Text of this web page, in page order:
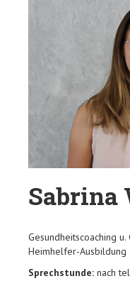
Sabrina
Gesundheitscoaching
Heimhelfer-Ausbildung
Sprechstunde: nach